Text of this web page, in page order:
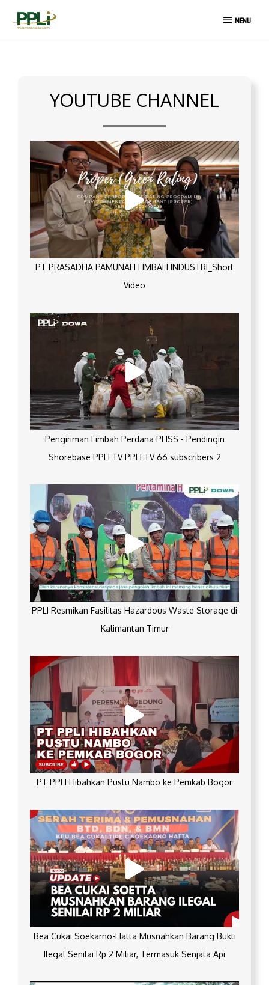
MENU
MENU
YOUTUBE CHANNEL
PT PRASADHA PAMUNAH LIMBAH INDUSTRI_Short
Video
Pengiriman Limbah Perdana PHSS - Pendingin
Shorebase PPLI TV PPLI TV 66 subscribers 2
PPLI Resmikan Fasilitas Hazardous Waste Storage di
Kalimantan Timur
PT PPLI Hibahkan Pustu Nambo ke Pemkab Bogor
Bea Cukai Soekarno-Hatta Musnahkan Barang Bukti
Ilegal Senilai Rp 2 Miliar, Termasuk Senjata Api